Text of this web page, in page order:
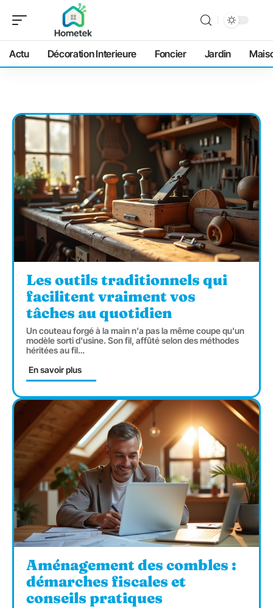
Actu Décoration Interieure Foncier Jardin
Les outils traditionnels qui
facilitent vraiment vos
tâches au quotidien
Un couteau forgé à la main n'a pas la même coupe qu'un
modèle sorti d'usine. Son fil, affûté selon des méthodes
héritées au fil…
En savoir plus
Aménagement des combles :
démarches fiscales et
conseils pratiques